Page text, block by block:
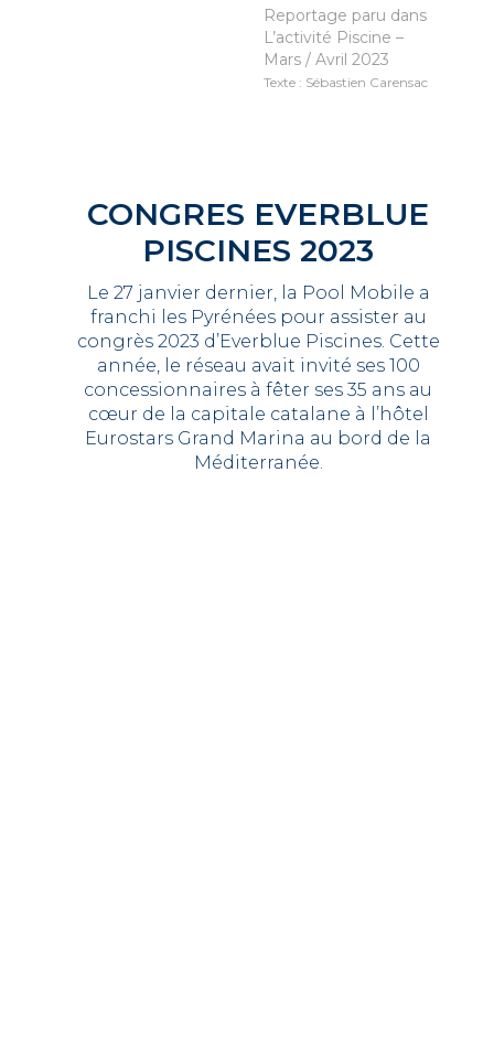
Reportage paru dans
L’activité Piscine –
Mars / Avril 2023
Texte : Sébastien Carensac
CONGRES EVERBLUE
PISCINES 2023
Le 27 janvier dernier, la Pool Mobile a
franchi les Pyrénées pour assister au
congrès 2023 d’Everblue Piscines. Cette
année, le réseau avait invité ses 100
concessionnaires à fêter ses 35 ans au
cœur de la capitale catalane à l’hôtel
Eurostars Grand Marina au bord de la
Méditerranée.